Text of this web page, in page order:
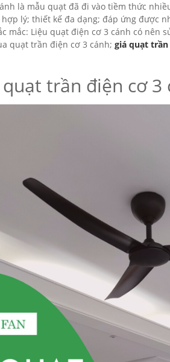
là mẫu quạt đã đi vào tiềm thức
lý; thiết kế đa dạng; đáp ứng được
mắc: Liệu quạt điện cơ 3 cánh có nên
quạt trần điện cơ 3 cánh; giá quạt trần
trần điện cơ 3